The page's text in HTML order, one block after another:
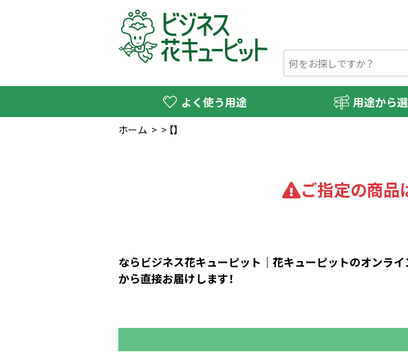
よく使う用途 用途から
ホーム > > 【】
ご指定の商品
ならビジネス花キューピット｜花キューピットのオンラ
から直接お届けします！